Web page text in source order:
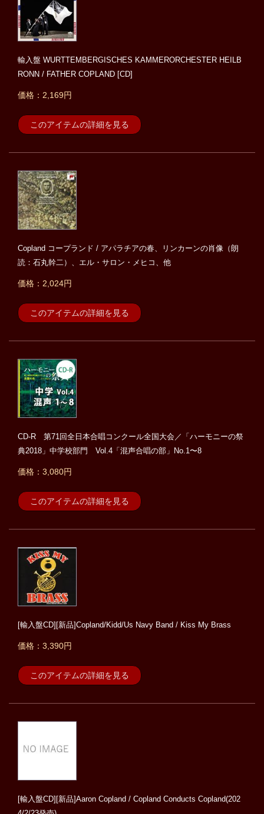
輸入盤 WURTTEMBERGISCHES KAMMERORCHESTER HEILB
RONN / FATHER COPLAND [CD]
価格：2,169円
このアイテムの詳細を見る
Copland コープランド / アパラチアの春、リンカーンの肖像（朗
読：石丸幹二）、エル・サロン・メヒコ、他
価格：2,024円
このアイテムの詳細を見る
CD-R 第71回全日本合唱コンクール全国大会／「ハーモニーの祭
典2018」中学校部門 Vol.4「混声合唱の部」No.1〜8
価格：3,080円
このアイテムの詳細を見る
[輸入盤CD][新品]Copland/Kidd/Us Navy Band / Kiss My Brass
価格：3,390円
このアイテムの詳細を見る
[輸入盤CD][新品]Aaron Copland / Copland Conducts Copland(202